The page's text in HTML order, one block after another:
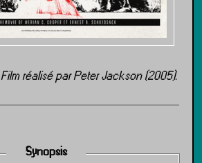
Film réalisé par Peter Jackson (2005).
Synopsis